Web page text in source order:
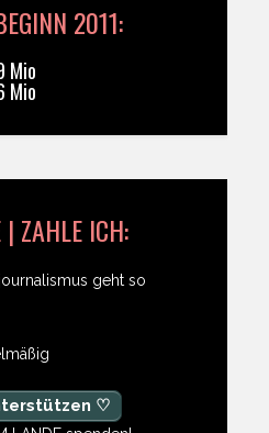
2011:
Mio
Mio
ZAHLE ICH:
geht so
♡